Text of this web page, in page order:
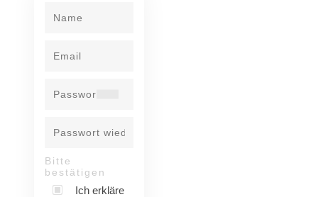
Bitte
bestätigen
Ich erkläre